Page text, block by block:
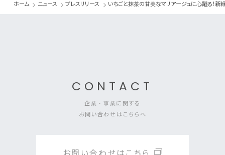
ホーム ニュース プレスリリース いちごと抹茶の甘美なマリアージュに心躍る！新
CONTACT
企業・事業に関する
お問い合わせはこちらへ